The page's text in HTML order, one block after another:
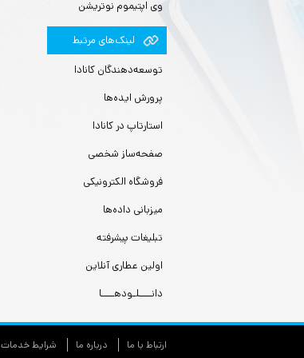
وی اپتیموم نوتریشن
لينك‌های مرتبط
توسعه‌دهندگان کانادا
پرورش ایده‌ها
استارتاپ در کانادا
صفحه‌ساز شخصی
فروشگاه الکترونیکی
میزبانی داده‌ها
تبلیغات پیشرفته
اولین عطاری آنلاین
دانــــلـودهــــا
ارتباط با ما درباره ما شرایط خدمات